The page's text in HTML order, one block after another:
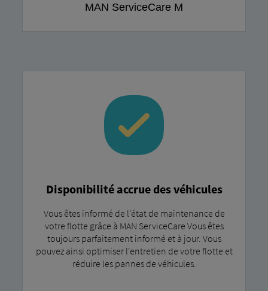
MAN ServiceCare M
Disponibilité accrue des véhicules
Vous êtes informé de l'état de maintenance de
votre flotte grâce à MAN ServiceCare Vous êtes
toujours parfaitement informé et à jour. Vous
pouvez ainsi optimiser l'entretien de votre flotte et
réduire les pannes de véhicules.